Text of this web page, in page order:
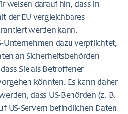
weisen darauf hin, dass in
der EU vergleichbares
werden kann.
Unternehmen dazu verpflichtet,
an Sicherheitsbehörden
Sie als Betroffener
könnten. Es kann daher
dass US-Behörden (z. B.
US-Servern befindlichen Daten